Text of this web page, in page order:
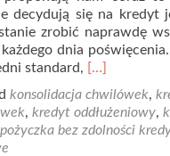
decydują się na kredyt
zrobić naprawdę
dnia
standard, Read
about
Kredyt
[…]
konsolidacja chwilówek,
, kredyt oddłużeniowy,
pożyczka bez zdolności